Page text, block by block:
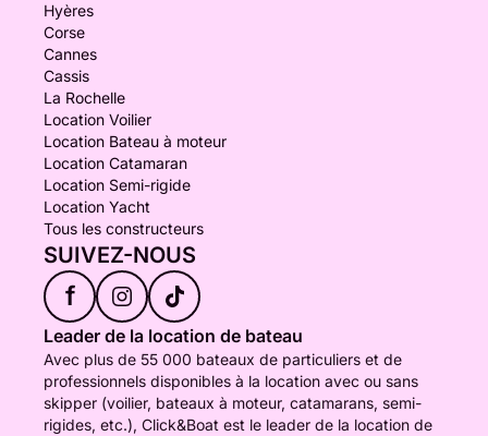
Hyères
Corse
Cannes
Cassis
La Rochelle
Location Voilier
Location Bateau à moteur
Location Catamaran
Location Semi-rigide
Location Yacht
Tous les constructeurs
SUIVEZ-NOUS
f
Leader de la location de bateau
Avec plus de 55 000 bateaux de particuliers et de
professionnels disponibles à la location avec ou sans
skipper (voilier, bateaux à moteur, catamarans, semi-
rigides, etc.), Click&Boat est le leader de la location de